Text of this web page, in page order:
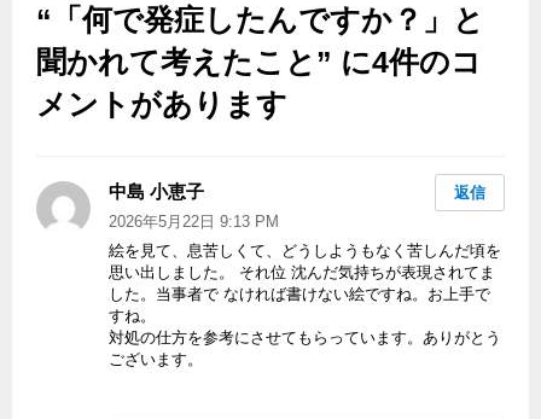
“「何で発症したんですか？」と
聞かれて考えたこと” に4件のコ
メントがあります
中島 小恵子
り:
2026年5月22日 9:13 PM
絵を見て、息苦しくて、どうしようもなく苦しんだ頃を
思い出しました。 それ位 沈んだ気持ちが表現されてま
した。当事者で なければ書けない絵ですね。お上手で
すね。
対処の仕方を参考にさせてもらっています。ありがとう
ございます。
返信